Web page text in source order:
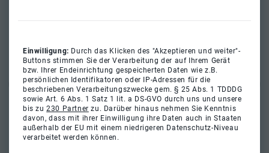
Einwilligung: Durch das Klicken des "Akzeptieren und weiter"-
Buttons stimmen Sie der Verarbeitung der auf Ihrem Gerät
bzw. Ihrer Endeinrichtung gespeicherten Daten wie z.B.
persönlichen Identifikatoren oder IP-Adressen für die
beschriebenen Verarbeitungszwecke gem. § 25 Abs. 1 TDDDG
sowie Art. 6 Abs. 1 Satz 1 lit. a DS-GVO durch uns und unsere
bis zu230 Partner zu. Darüber hinaus nehmen Sie Kenntnis
davon, dass mit ihrer Einwilligung ihre Daten auch in Staaten
außerhalb der EU mit einem niedrigeren Datenschutz-Niveau
verarbeitet werden können.